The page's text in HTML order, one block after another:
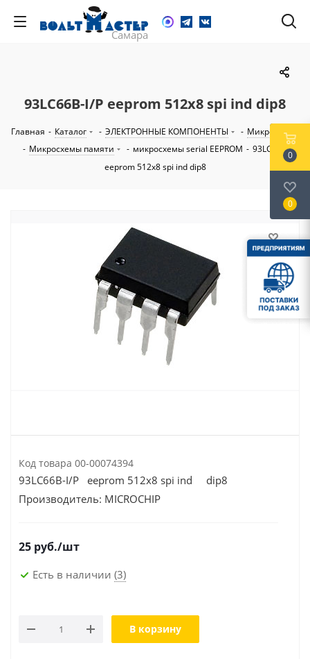
93LC66B-I/P eeprom 512x8 spi ind dip8
Главная - Каталог - ЭЛЕКТРОННЫЕ КОМПОНЕНТЫ - Микросхемы
- Микросхемы памяти - микросхемы serial EEPROM - 93LC66B-I/P
eeprom 512x8 spi ind dip8
Код товара 00-00074394
93LC66B-I/P eeprom 512x8 spi ind dip8
Производитель: MICROCHIP
25 руб./шт
Есть в наличии (3)
В корзину
0
0